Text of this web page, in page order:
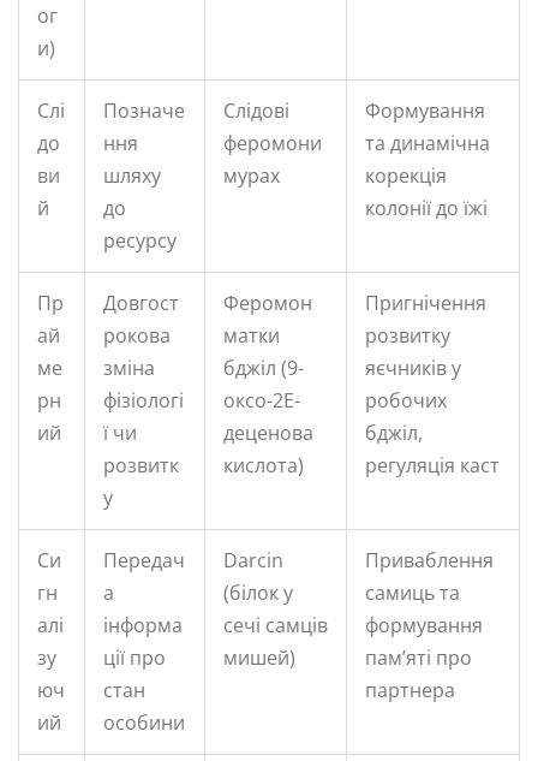
ог
и)
Слі
до
ви
й
Позначе
ння
шляху
до
ресурсу
Слідові
феромони
мурах
Формування
та динамічна
корекція
колонії до їжі
Пр
ай
ме
рн
ий
Довгост
рокова
зміна
фізіологі
ї чи
розвитк
у
Феромон
матки
бджіл (9-
оксо-2Е-
деценова
кислота)
Пригнічення
розвитку
яєчників у
робочих
бджіл,
регуляція каст
Си
гн
алі
зу
юч
ий
Передач
а
інформа
ції про
стан
особини
Darcin
(білок у
сечі самців
мишей)
Приваблення
самиць та
формування
пам’яті про
партнера